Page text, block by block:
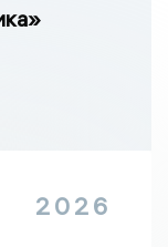
2026